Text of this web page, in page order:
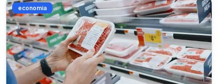
economia